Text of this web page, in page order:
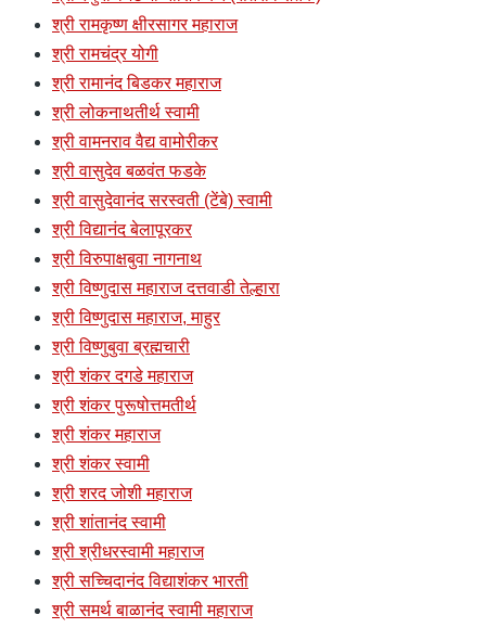
श्री रामकृष्ण क्षीरसागर महाराज
श्री रामचंद्र योगी
श्री रामानंद बिडकर महाराज
श्री लोकनाथतीर्थ स्वामी
श्री वामनराव वैद्य वामोरीकर
श्री वासुदेव बळवंत फडके
श्री वासुदेवानंद सरस्वती (टेंबे) स्वामी
श्री विद्यानंद बेलापूरकर
श्री विरुपाक्षबुवा नागनाथ
श्री विष्णुदास महाराज दत्तवाडी तेल्हारा
श्री विष्णुदास महाराज, माहुर
श्री विष्णुबुवा ब्रह्मचारी
श्री शंकर दगडे महाराज
श्री शंकर पुरूषोत्तमतीर्थ
श्री शंकर महाराज
श्री शंकर स्वामी
श्री शरद जोशी महाराज
श्री शांतानंद स्वामी
श्री श्रीधरस्वामी महाराज
श्री सच्चिदानंद विद्याशंकर भारती
श्री समर्थ बाळानंद स्वामी महाराज